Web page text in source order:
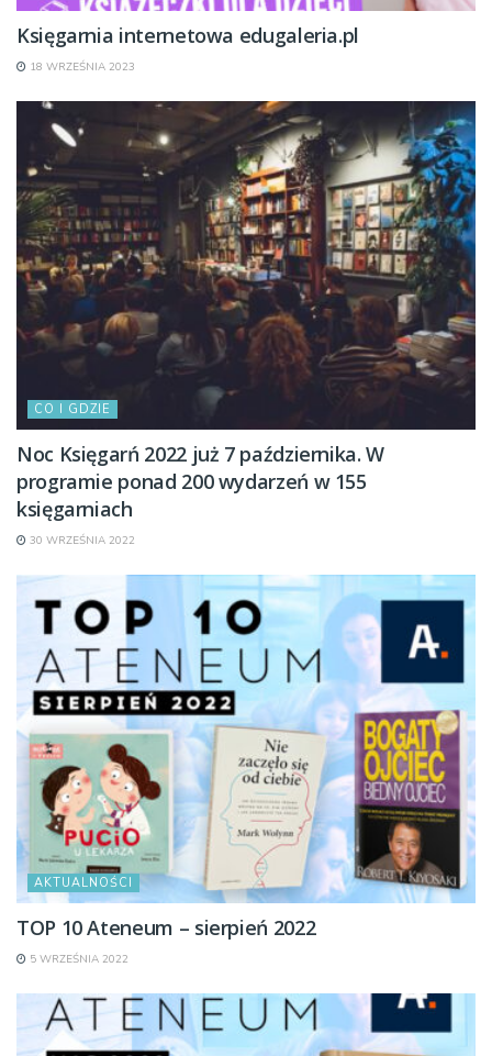
Księgarnia internetowa edugaleria.pl
18 WRZEŚNIA 2023
CO I GDZIE
Noc Księgarń 2022 już 7 października. W
programie ponad 200 wydarzeń w 155
księgarniach
30 WRZEŚNIA 2022
AKTUALNOŚCI
TOP 10 Ateneum – sierpień 2022
5 WRZEŚNIA 2022